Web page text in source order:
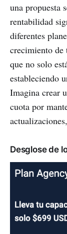
una propuesta
rentabilidad
diferentes
crecimiento de
que no solo
estableciendo
Imagina crear
cuota por
Desglose de